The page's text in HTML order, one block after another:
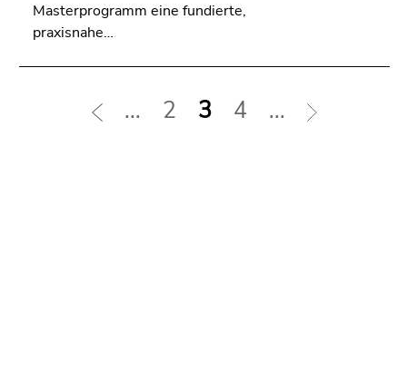
Masterprogramm eine fundierte,
praxisnahe…
... 2 3 4 ...